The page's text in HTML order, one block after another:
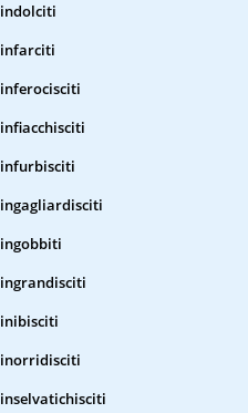
indolciti
infarciti
inferocisciti
infiacchisciti
infurbisciti
ingagliardisciti
ingobbiti
ingrandisciti
inibisciti
inorridisciti
inselvatichisciti